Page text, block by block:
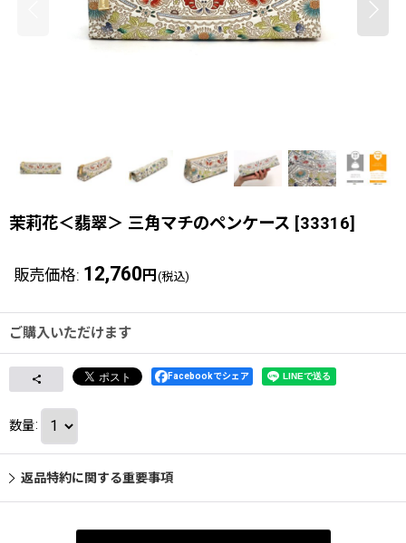
茉莉花＜翡翠＞ 三角マチのペンケース [33316]
販売価格: 12,760 円 (税込)
ご購入いただけます
Facebookでシェア
数量:
返品特約に関する重要事項